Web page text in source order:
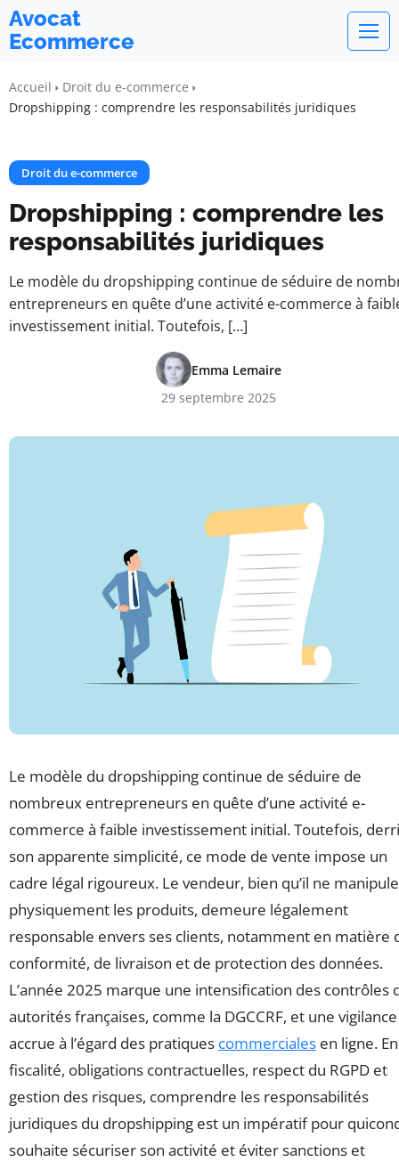
Avocat
Ecommerce
Accueil
Droit du e-commerce
Dropshipping : comprendre les responsabilités juridiques
Droit du e-commerce
Dropshipping : comprendre les
responsabilités juridiques
Le modèle du dropshipping continue de séduire de
entrepreneurs en quête d’une activité e-commerce à
investissement initial. Toutefois, […]
Emma Lemaire
29 septembre 2025
Le modèle du dropshipping continue de séduire de
nombreux entrepreneurs en quête d’une activité e-
commerce à faible investissement initial. Toutefois,
son apparente simplicité, ce mode de vente impose un
cadre légal rigoureux. Le vendeur, bien qu’il ne
physiquement les produits, demeure légalement
responsable envers ses clients, notamment en matière
conformité, de livraison et de protection des données.
L’année 2025 marque une intensification des contrôles
autorités françaises, comme la DGCCRF, et une vigilance
accrue à l’égard des pratiques commerciales en ligne.
fiscalité, obligations contractuelles, respect du RGPD et
gestion des risques, comprendre les responsabilités
juridiques du dropshipping est un impératif pour
souhaite sécuriser son activité et éviter sanctions et